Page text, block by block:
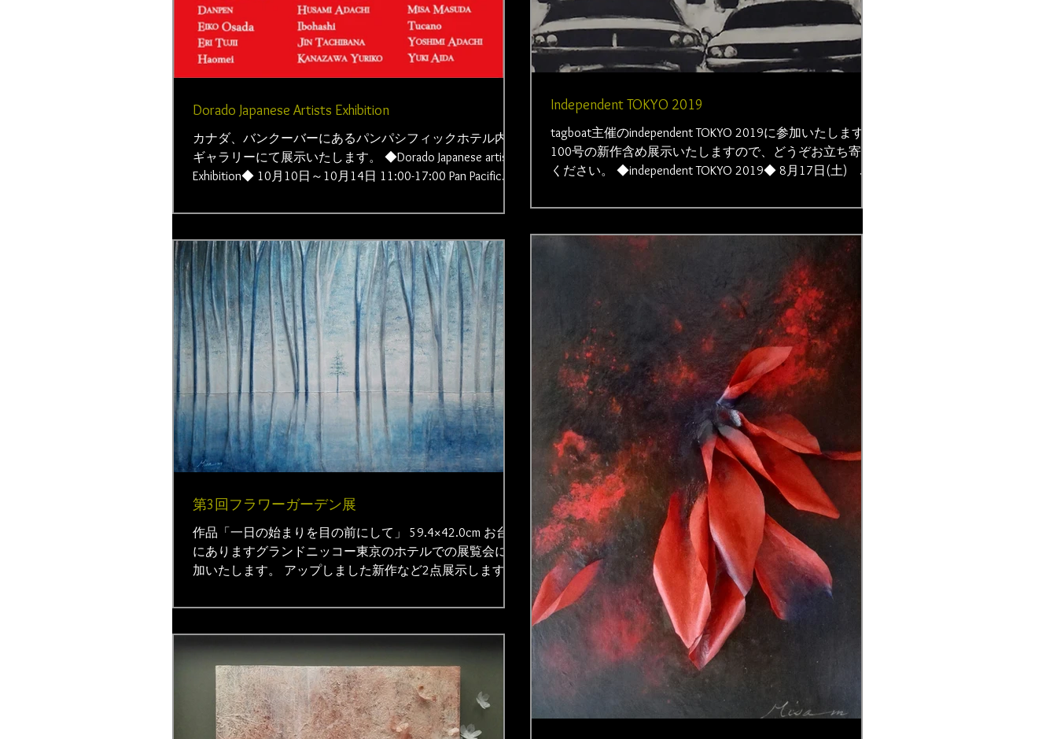
Dorado Japanese Artists Exhibition
カナダ、バンクーバーにあるパンパシフィックホテル内の
ギャラリーにて展示いたします。 ◆Dorado Japanese artists
Exhibition◆ 10月10日～10月14日 11:00-17:00 Pan Pacific
Independent TOKYO 2019
tagboat主催のindependent TOKYO 2019に参加いたします。
100号の新作含め展示いたしますので、どうぞお立ち寄り
ください。 ◆independent TOKYO 2019◆ 8月17日(土)
第3回フラワーガーデン展
作品「一日の始まりを目の前にして」 59.4×42.0cm お台場
にありますグランドニッコー東京のホテルでの展覧会に参
加いたします。 アップしました新作など2点展示しますの
展」...